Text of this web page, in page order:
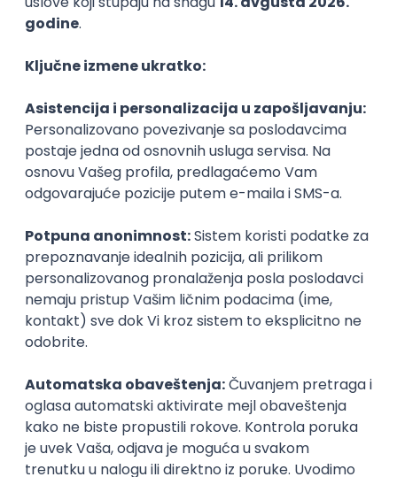
02.09.2026.
C++ Git @
POSLOVI NA MAIL
KATEGORIJA
TEHNOLOGIJA
POSLODAVAC
GRAD
SENIORITET
NAČIN RADA
inboxu
Prijavi se
Istaknuti poslodavci